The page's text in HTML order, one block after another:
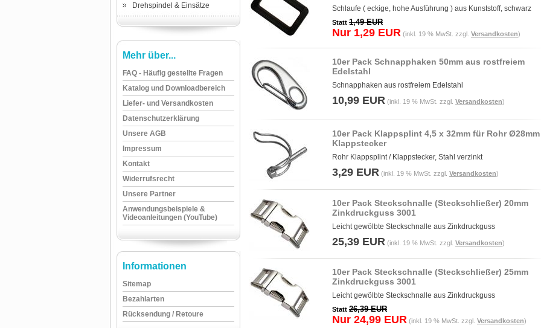
Drehspindel & Einsätze
Mehr über...
FAQ - Häufig gestellte Fragen
Katalog und Downloadbereich
Liefer- und Versandkosten
Datenschutzerklärung
Unsere AGB
Impressum
Kontakt
Widerrufsrecht
Unsere Partner
Anwendungsbeispiele &
Videoanleitungen (YouTube)
Informationen
Sitemap
Bezahlarten
Rücksendung / Retoure
Schlaufe ( eckige, hohe Ausführung ) aus Kunststoff, schwarz
Statt 1,49 EUR
Nur 1,29 EUR (inkl. 19 % MwSt. zzgl. Versandkosten)
10er Pack Schnapphaken 50mm aus rostfreiem
Edelstahl
Schnapphaken aus rostfreiem Edelstahl
10,99 EUR (inkl. 19 % MwSt. zzgl. Versandkosten)
10er Pack Klappsplint 4,5 x 32mm für Rohr Ø28mm
Klappstecker
Rohr Klappsplint / Klappstecker, Stahl verzinkt
3,29 EUR (inkl. 19 % MwSt. zzgl. Versandkosten)
10er Pack Steckschnalle (Steckschließer) 20mm
Zinkdruckguss 3001
Leicht gewölbte Steckschnalle aus Zinkdruckguss
25,39 EUR (inkl. 19 % MwSt. zzgl. Versandkosten)
10er Pack Steckschnalle (Steckschließer) 25mm
Zinkdruckguss 3001
Leicht gewölbte Steckschnalle aus Zinkdruckguss
Statt 26,39 EUR
Nur 24,99 EUR (inkl. 19 % MwSt. zzgl. Versandkosten)